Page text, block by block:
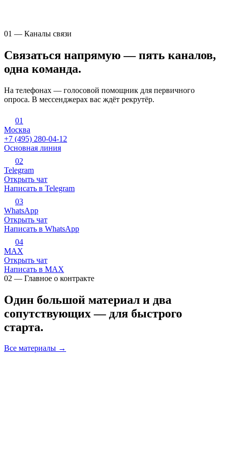
01 — Каналы связи
Связаться напрямую — пять каналов,
одна команда.
На телефонах — голосовой помощник для первичного
опроса. В мессенджерах вас ждёт рекрутёр.
01
Москва
+7 (495) 280-04-12
Основная линия
02
Telegram
Открыть чат
Написать в Telegram
03
WhatsApp
Открыть чат
Написать в WhatsApp
04
MAX
Открыть чат
Написать в MAX
02 — Главное о контракте
Один большой материал и два
сопутствующих — для быстрого
старта.
Все материалы →